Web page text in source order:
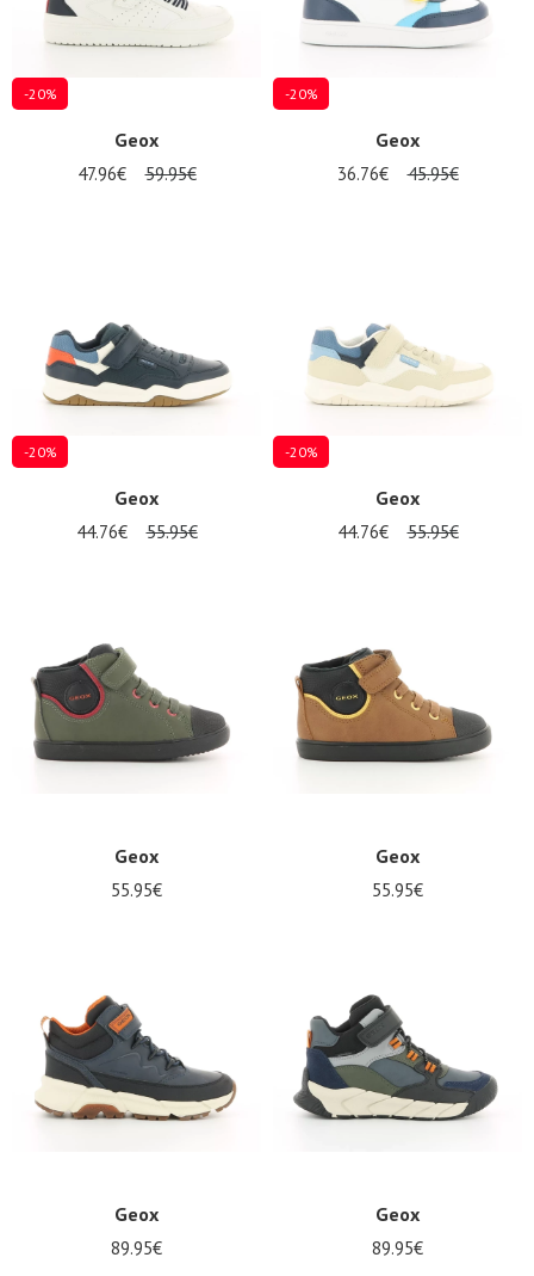
-20%
Geox
47.96€ 59.95€
-20%
Geox
36.76€ 45.95€
-20%
Geox
44.76€ 55.95€
-20%
Geox
44.76€ 55.95€
Geox
55.95€
Geox
55.95€
Geox
89.95€
Geox
89.95€